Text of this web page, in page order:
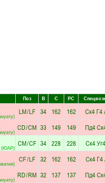
Поз В С РС
LM/LF 34 162 162 Ск4Г4
CD/CM 33 149 149 Пд4
(ЮАР)
CM/CF 34 228 228 Ск4Уг4
CF/LF 32 162 162 Ск4Г4
RD/RM 32 137 137 Пд4